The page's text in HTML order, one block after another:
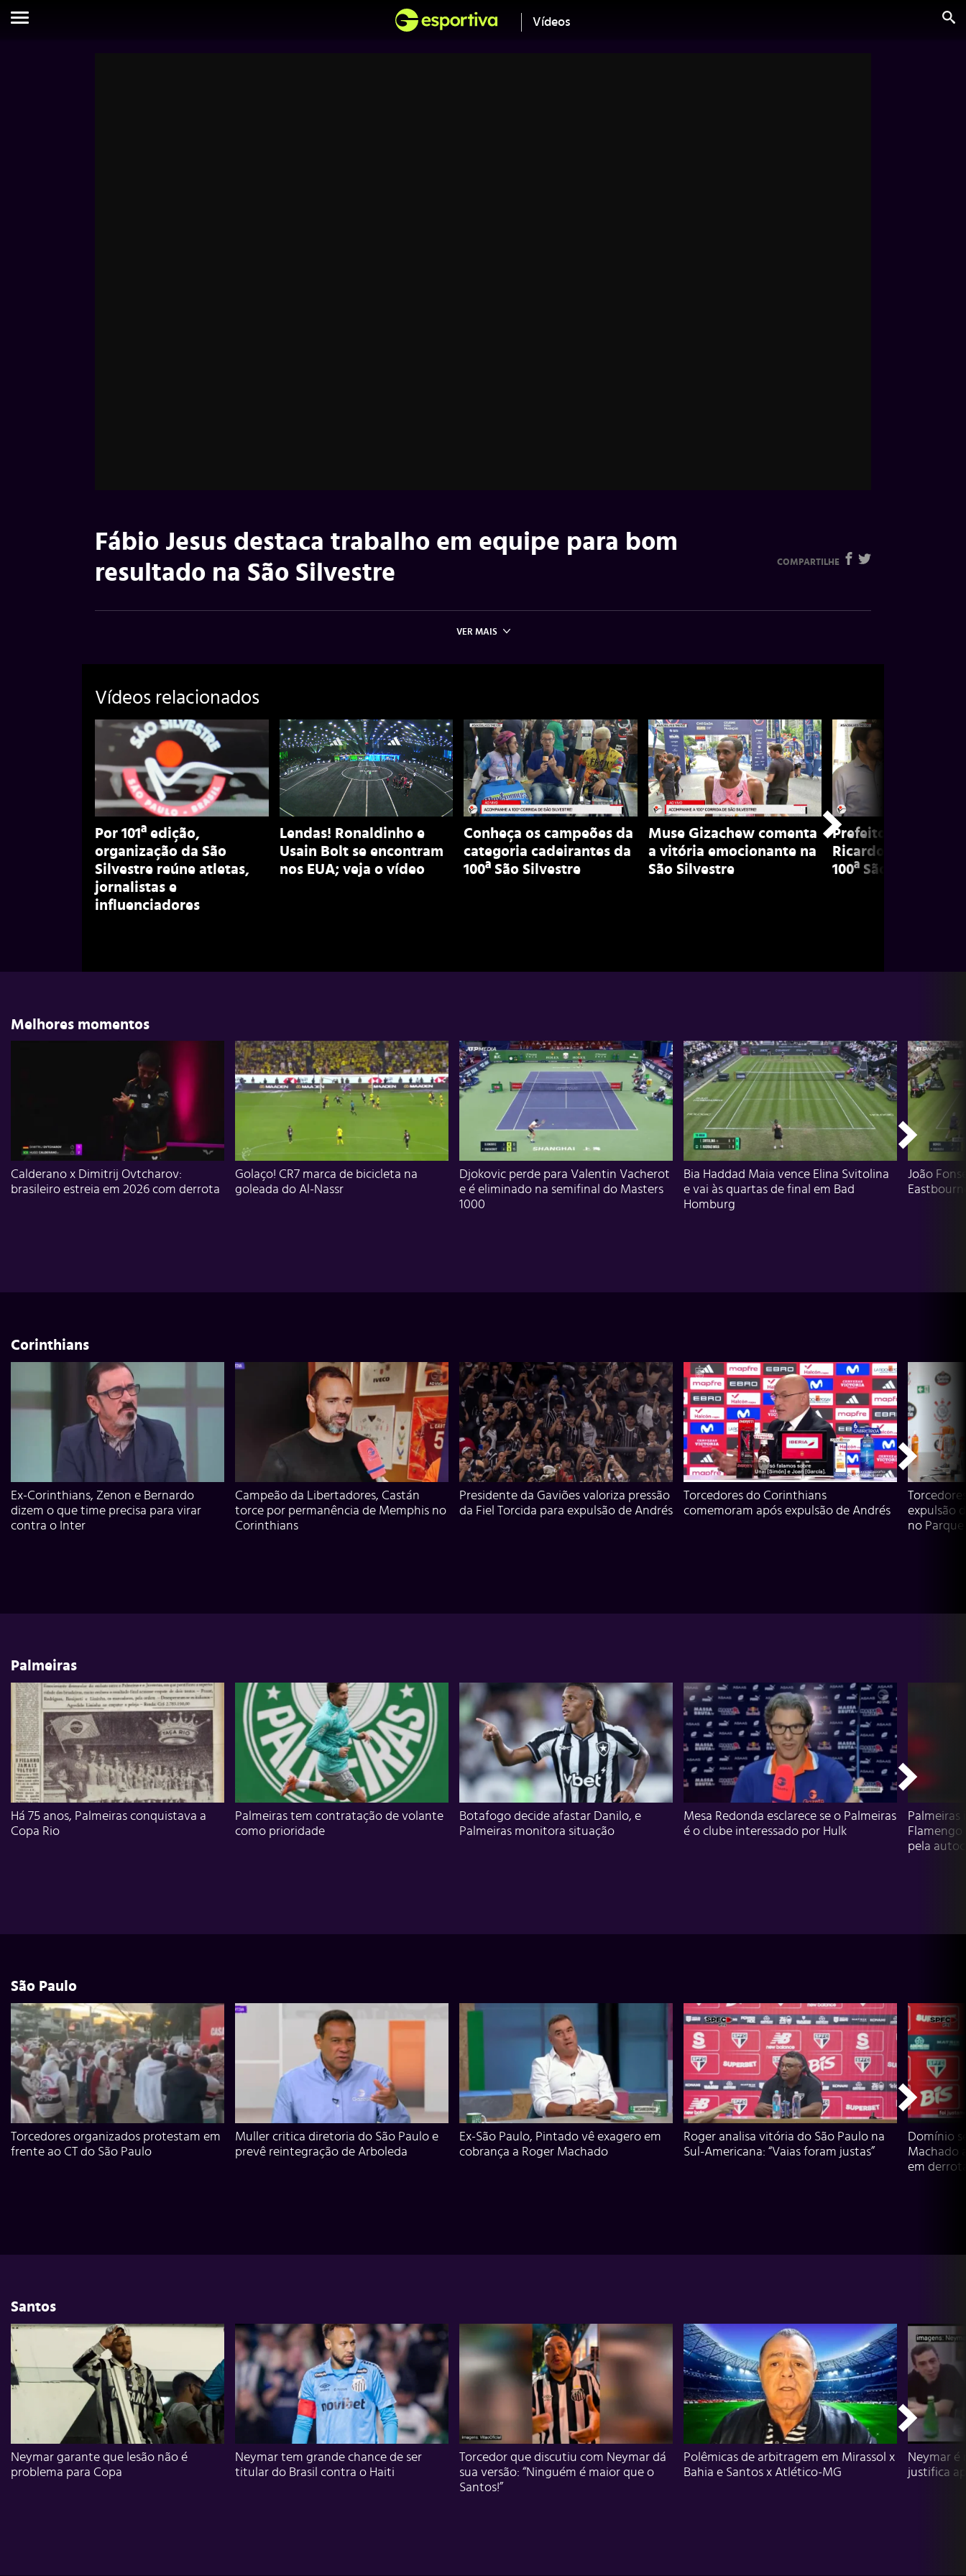
Vídeos
Fábio Jesus destaca trabalho em equipe para bom
resultado na São Silvestre
COMPARTILHE
VER MAIS
Vídeos relacionados
Por 101ª edição,
organização da São
Silvestre reúne atletas,
jornalistas e
influenciadores
Lendas! Ronaldinho e
Usain Bolt se encontram
nos EUA; veja o vídeo
Conheça os campeões da
categoria cadeirantes da
100ª São Silvestre
Muse Gizachew comenta
a vitória emocionante na
São Silvestre
Prefeito de São
Ricardo Nunes
100ª São Silvestre
Melhores momentos
Calderano x Dimitrij Ovtcharov:
brasileiro estreia em 2026 com derrota
Golaço! CR7 marca de bicicleta na
goleada do Al-Nassr
Djokovic perde para Valentin Vacherot
e é eliminado na semifinal do Masters
1000
Bia Haddad Maia vence Elina Svitolina
e vai às quartas de final em Bad
Homburg
João
Corinthians
Ex-Corinthians, Zenon e Bernardo
dizem o que time precisa para virar
contra o Inter
Campeão da Libertadores, Castán
torce por permanência de Memphis no
Corinthians
Presidente da Gaviões valoriza pressão
da Fiel Torcida para expulsão de Andrés
Torcedores do Corinthians
comemoram após expulsão de Andrés
expulsão
no Parque
Palmeiras
Há 75 anos, Palmeiras conquistava a
Copa Rio
Palmeiras tem contratação de volante
como prioridade
Botafogo decide afastar Danilo, e
Palmeiras monitora situação
Mesa Redonda esclarece se o Palmeiras
é o clube interessado por Hulk
Flamengo
pela
São Paulo
Torcedores organizados protestam em
frente ao CT do São Paulo
Muller critica diretoria do São Paulo e
prevê reintegração de Arboleda
Ex-São Paulo, Pintado vê exagero em
cobrança a Roger Machado
Roger analisa vitória do São Paulo na
Sul-Americana: “Vaias foram justas”
Domínio
Machado
em
Santos
Neymar garante que lesão não é
problema para Copa
Neymar tem grande chance de ser
titular do Brasil contra o Haiti
Torcedor que discutiu com Neymar dá
sua versão: “Ninguém é maior que o
Santos!”
Polêmicas de arbitragem em Mirassol x
Bahia e Santos x Atlético-MG
Neymar é
justifica